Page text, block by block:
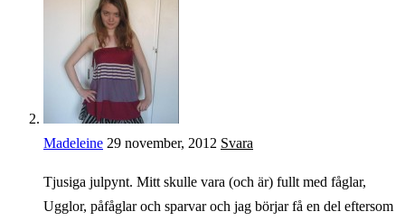
Madeleine 29 november, 2012 Svara
Tjusiga julpynt. Mitt skulle vara (och är) fullt med fåglar,
Ugglor, påfåglar och sparvar och jag börjar få en del eftersom